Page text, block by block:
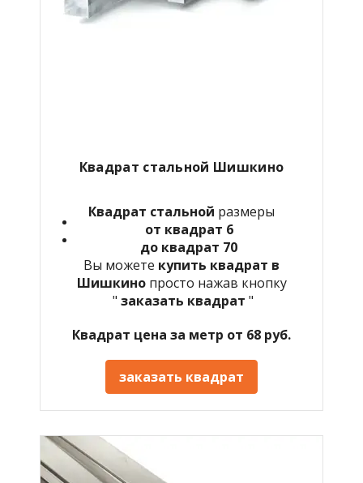
Квадрат стальной Шишкино
Квадрат стальной размеры
от квадрат 6
до квадрат 70
Вы можете купить квадрат в
Шишкино просто нажав кнопку
" заказать квадрат "
Квадрат цена за метр от 68 руб.
заказать квадрат